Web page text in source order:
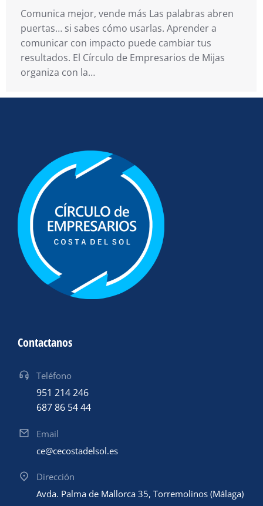
Comunica mejor, vende más Las palabras abren
puertas… si sabes cómo usarlas. Aprender a
comunicar con impacto puede cambiar tus
resultados. El Círculo de Empresarios de Mijas
organiza con la…
Contactanos
Teléfono
951 214 246
687 86 54 44
Email
ce@cecostadelsol.es
Dirección
Avda. Palma de Mallorca 35, Torremolinos (Málaga)